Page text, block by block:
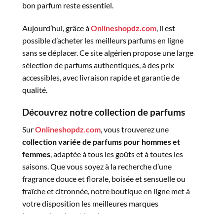
bon parfum reste essentiel.
Aujourd’hui, grâce àOnlineshopdz.com, il est
possible d’acheter les meilleurs parfums en ligne
sans se déplacer. Ce site algérien propose une large
sélection de parfums authentiques, à des prix
accessibles, avec livraison rapide et garantie de
qualité.
Découvrez notre collection de parfums
SurOnlineshopdz.com , vous trouverez une
collection variée de parfums pour hommes et
femmes , adaptée à tous les goûts et à toutes les
saisons. Que vous soyez à la recherche d’une
fragrance douce et florale, boisée et sensuelle ou
fraîche et citronnée, notre boutique en ligne met à
votre disposition les meilleures marques